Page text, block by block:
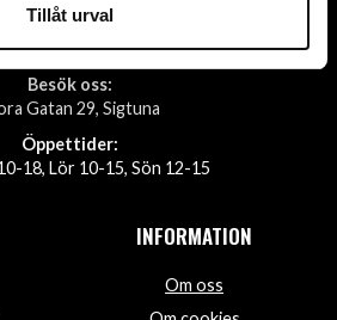
Tillåt urval
TEL.08-592 512 13
Besök oss:
Gatan 29, Sigtuna
Öppettider:
18, Lör 10-15, Sön 12-15
INFORMATION
Om oss